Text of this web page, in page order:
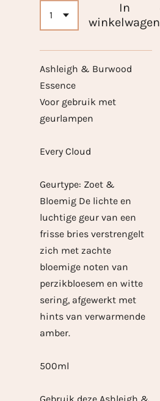
In
winkelwagen
Ashleigh & Burwood
Essence
Voor gebruik met
geurlampen
Every Cloud
Geurtype: Zoet &
Bloemig De lichte en
luchtige geur van een
frisse bries verstrengelt
zich met zachte
bloemige noten van
perzikbloesem en witte
sering, afgewerkt met
hints van verwarmende
amber.
500ml